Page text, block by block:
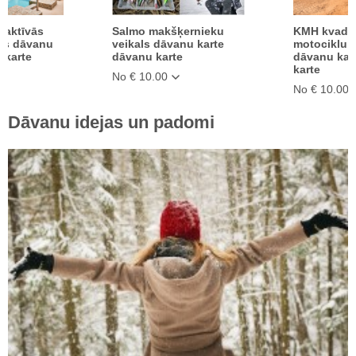
aktīvās
dāvanu
karte
Salmo makšķernieku
veikals dāvanu karte
dāvanu karte
No € 10.00
KMH
motociklu
dāvanu
karte
No € 10.00
Dāvanu idejas un padomi